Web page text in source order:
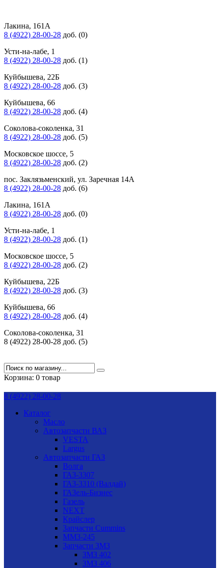
Лакина, 161А
8 (4922) 28-00-28 доб. (0)
Усти-на-лабе, 1
8 (4922) 28-00-28 доб. (1)
Куйбышева, 22Б
8 (4922) 28-00-28 доб. (3)
Куйбышева, 66
8 (4922) 28-00-28 доб. (4)
Соколова-соколенка, 31
8 (4922) 28-00-28 доб. (5)
Московское шоссе, 5
8 (4922) 28-00-28 доб. (2)
пос. Заклязьменский, ул. Заречная 14А
8 (4922) 28-00-28 доб. (6)
Лакина, 161А
8 (4922) 28-00-28 доб. (0)
Усти-на-лабе, 1
8 (4922) 28-00-28 доб. (1)
Московское шоссе, 5
8 (4922) 28-00-28 доб. (2)
Куйбышева, 22Б
8 (4922) 28-00-28 доб. (3)
Куйбышева, 66
8 (4922) 28-00-28 доб. (4)
Соколова-соколенка, 31
8 (4922) 28-00-28 доб. (5)
Корзина: 0 товар
8 (4922) 28-00-28
Каталог
Масло
Автозапчасти ВАЗ
VESTA
Largus
Автозапчасти ГАЗ
Волга
ГАЗ-3307
ГАЗ-3310 (Валдай)
ГАЗель-Бизнес
Газель
NEXT
Крайслер
Запчасти Cummins
ММЗ-245
Запчасти ЗМЗ
ЗМЗ 402
ЗМЗ 406